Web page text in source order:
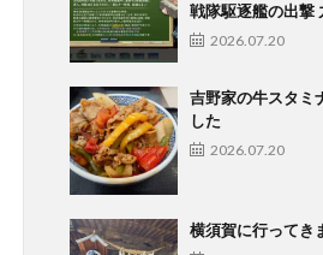
戦隊駆逐艦の出撃
2026.07.20
吉野家の牛スタミ
した
2026.07.20
横須賀に行ってき